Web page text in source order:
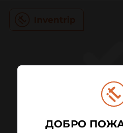
ДОБРО